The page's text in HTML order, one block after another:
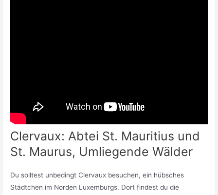
Clervaux: Abtei St. Mauritius und
St. Maurus, Umliegende Wälder
Du solltest unbedingt Clervaux besuchen, ein hübsches
Städtchen im Norden Luxemburgs. Dort findest du die